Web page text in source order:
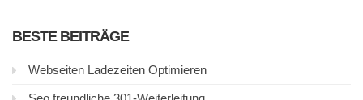
BESTE BEITRÄGE
Webseiten Ladezeiten Optimieren